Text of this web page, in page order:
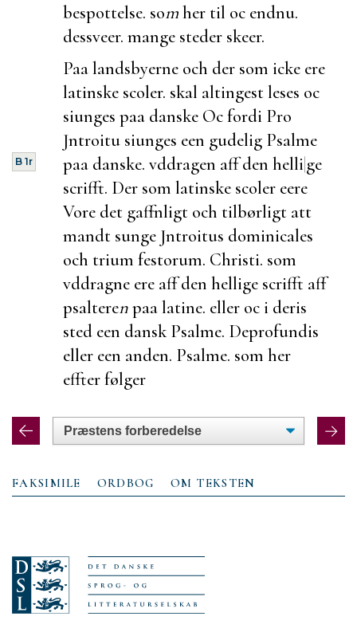
bespottelse. somher til oc endnu.
dessveer. mange steder skeer.
Paa landsbyerne och der som icke ere
latinske scoler. skal altingest leses oc
siunges paa danske Oc fordi Pro
Jntroitu siunges een gudelig Psalme
paa danske. vddragen aff den helli|
B 1r
ge
scrifft. Der som latinske scoler eere
Vore det gaffnligt och tilbørligt att
mandt sunge Jntroitus dominicales
och trium festorum. Christi. som
vddragne ere aff den hellige scrifft aff
psalterenpaa latine. eller oc i deris
sted een dansk Psalme. Deprofundis
eller een anden. Psalme. som her
effter følger
FAKSIMILE ORDBOG OM TEKSTEN